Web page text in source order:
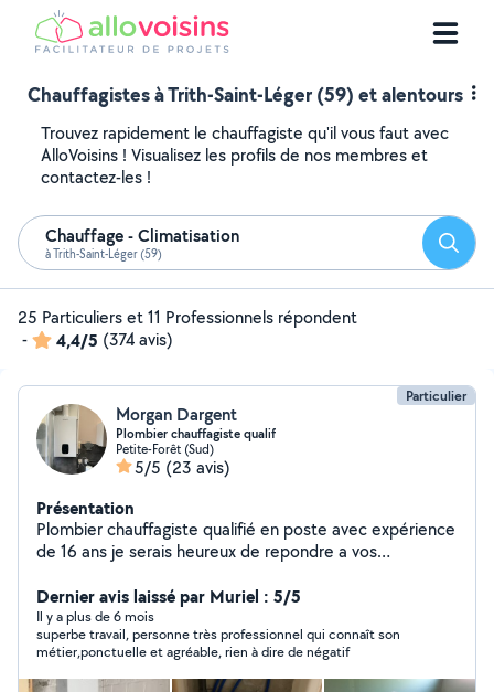
Chauffagistes à Trith-Saint-Léger (59) et alentours
Trouvez rapidement le chauffagiste qu'il vous faut avec
AlloVoisins ! Visualisez les profils de nos membres et
contactez-les !
Chauffage - Climatisation
à Trith-Saint-Léger (59)
25 Particuliers et 11 Professionnels répondent
-
4,4/5 (374 avis)
Particulier
Morgan Dargent
Plombier chauffagiste qualif
Petite-Forêt (Sud)
5/5 (23 avis)
Présentation
Plombier chauffagiste qualifié en poste avec expérience
de 16 ans je serais heureux de repondre a vos
rapide
Dernier avis laissé par Muriel : 5/5
Il y a plus de 6 mois
superbe travail, personne très professionnel qui connaît son
métier,ponctuelle et agréable, rien à dire de négatif